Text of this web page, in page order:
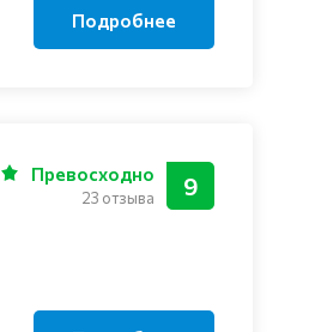
Подробнее
9
Превосходно
23 отзыва